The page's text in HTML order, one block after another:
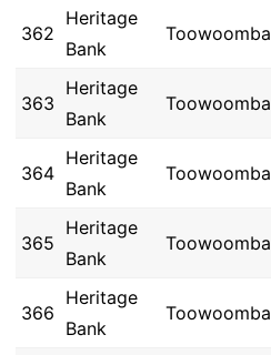
362
Heritage
Bank
Toowoomba
363
Heritage
Bank
Toowoomba
364
Heritage
Bank
Toowoomba
365
Heritage
Bank
Toowoomba
366
Heritage
Bank
Toowoomba